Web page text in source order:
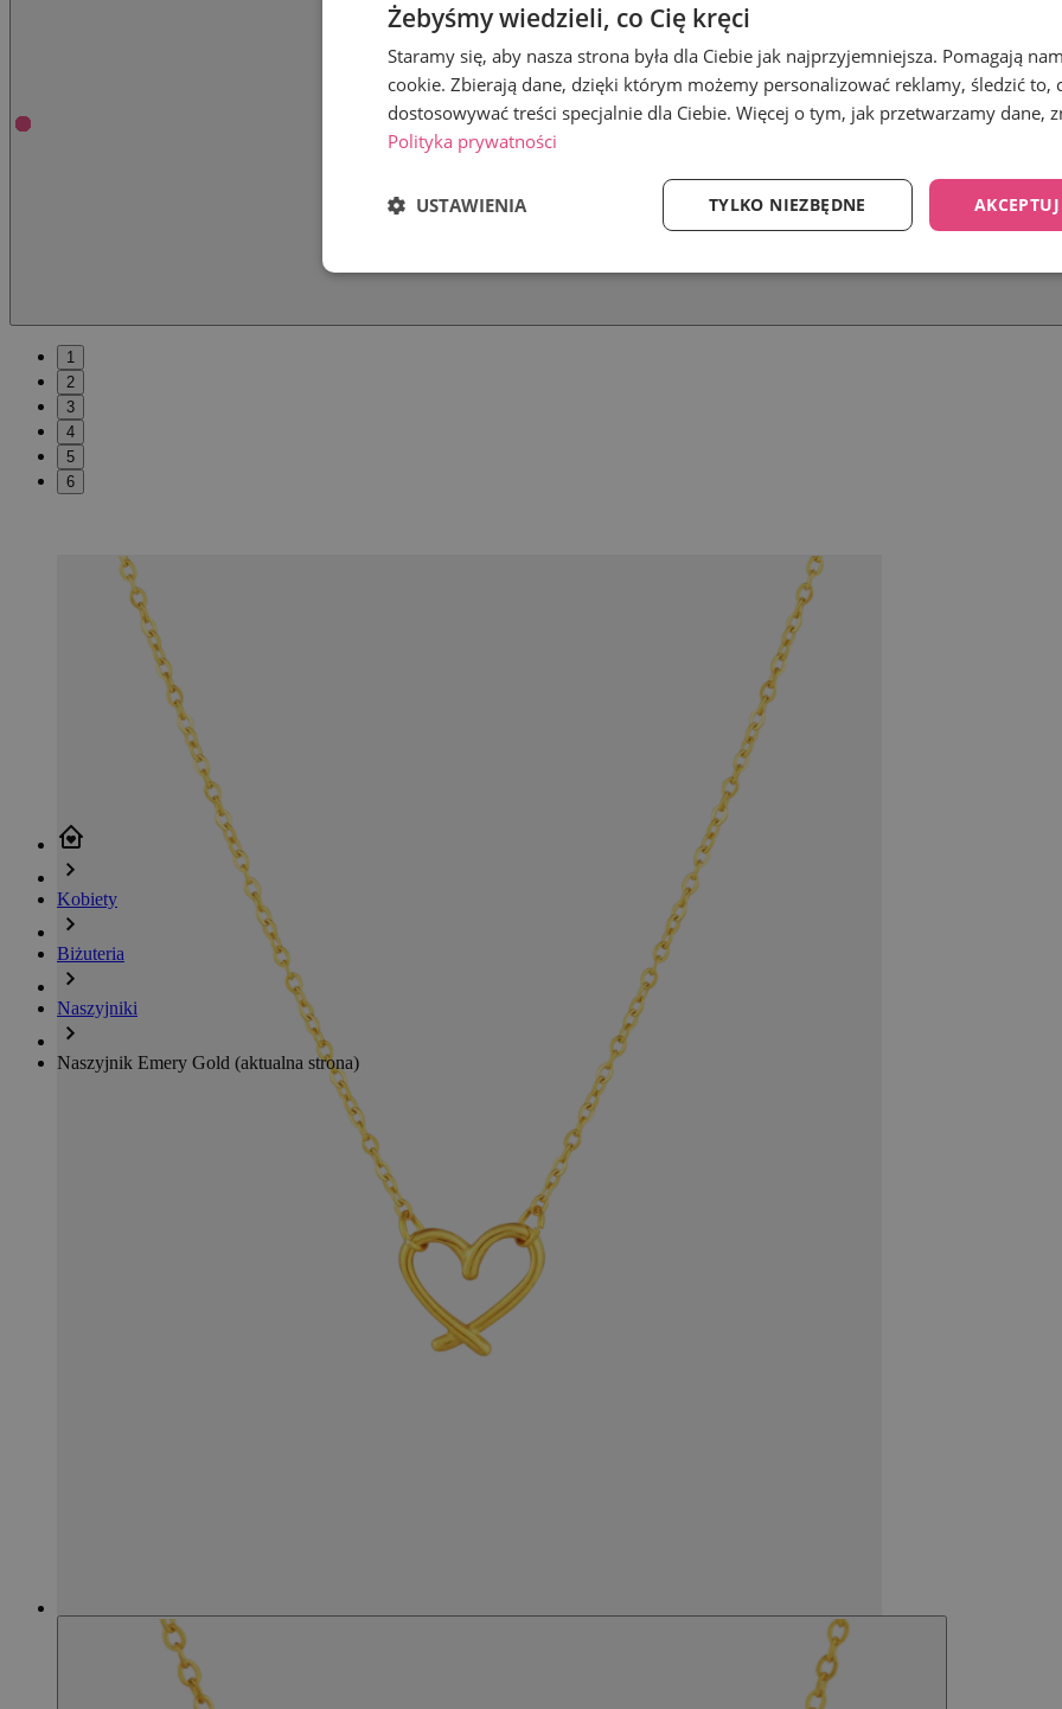
Kobiety
Biżuteria
Naszyjniki
Naszyjnik Emery Gold (aktualna strona)
1
2
3
4
5
6
Żebyśmy wiedzieli, co Cię kręci
Staramy się, aby nasza strona była dla Ciebie jak najprzyjemniejsza. Pomagają
cookie. Zbierają dane, dzięki którym możemy personalizować reklamy, śledzić to,
dostosowywać treści specjalnie dla Ciebie. Więcej o tym, jak przetwarzamy dane,
Polityka prywatności
TYLKO NIEZBĘDNE
USTAWIENIA